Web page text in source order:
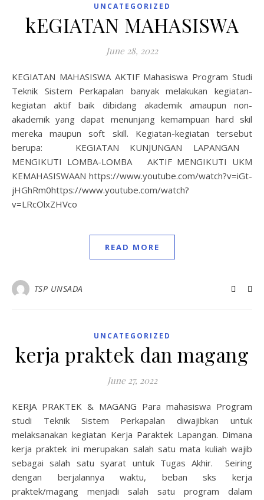
UNCATEGORIZED
kEGIATAN MAHASISWA
June 28, 2022
KEGIATAN MAHASISWA AKTIF Mahasiswa Program Studi
Teknik Sistem Perkapalan banyak melakukan kegiatan-
kegiatan aktif baik dibidang akademik amaupun non-
akademik yang dapat menunjang kemampuan hard skil
mereka maupun soft skill. Kegiatan-kegiatan tersebut
berupa: KEGIATAN KUNJUNGAN LAPANGAN
MENGIKUTI LOMBA-LOMBA AKTIF MENGIKUTI UKM
KEMAHASISWAAN https://www.youtube.com/watch?v=iGt-
jHGhRm0https://www.youtube.com/watch?
v=LRcOlxZHVco
READ MORE
TSP UNSADA
UNCATEGORIZED
kerja praktek dan magang
June 27, 2022
KERJA PRAKTEK & MAGANG Para mahasiswa Program
studi Teknik Sistem Perkapalan diwajibkan untuk
melaksanakan kegiatan Kerja Paraktek Lapangan. Dimana
kerja praktek ini merupakan salah satu mata kuliah wajib
sebagai salah satu syarat untuk Tugas Akhir. Seiring
dengan berjalannya waktu, beban sks kerja
praktek/magang menjadi salah satu program dalam